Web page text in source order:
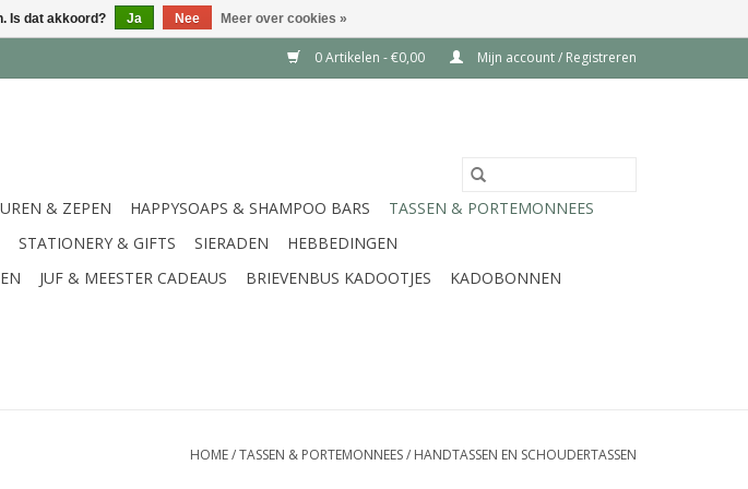
0 Artikelen - €0,00 Mijn account / Registreren
& ZEPEN HAPPYSOAPS & SHAMPOO BARS
TASSEN & PORTEMONNEES
STATIONERY & GIFTS SIERADEN
HEBBEDINGEN
JUF & MEESTER CADEAUS BRIEVENBUS KADOOTJES
KADOBONNEN
HOME/TASSEN & PORTEMONNEES/ HANDTASSEN EN SCHOUDERTASSEN
Is dat akkoord? Ja Nee Meer over cookies »